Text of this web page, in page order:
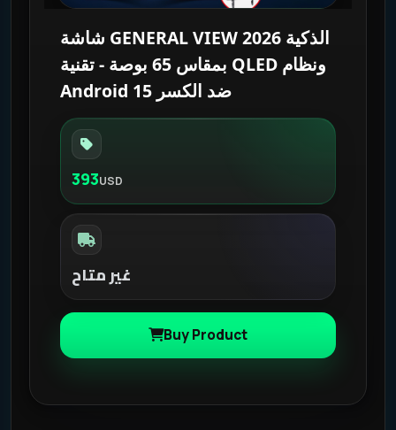
شاشة GENERAL VIEW 2026 الذكية
بمقاس 65 بوصة - تقنية QLED ونظام
Android 15 ضد الكسر
393USD
غير متاح
Buy Product